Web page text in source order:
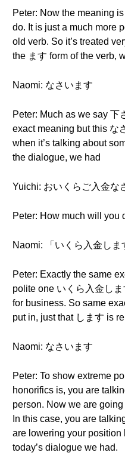
Peter: Now the meaning
do. It is just a much more
old verb. So it’s treated
the ます form of the verb,
Naomi: なさいます
Peter: Much as we say 下
exact meaning but this な
when it’s talking about
the dialogue, we had
Yuichi: おいくらご入金な
Peter: How much will you
Naomi: 「いくら入金しま
Peter: Exactly the same
polite one いくら入金し
for business. So same
put in, just that します is
Naomi: なさいます
Peter: To show extreme
honorifics is, you are
person. Now we are
In this case, you are
are lowering your position
today’s dialogue we had.